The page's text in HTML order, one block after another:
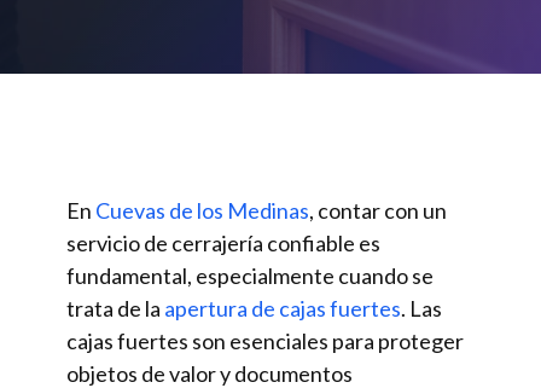
En Cuevas de los Medinas, contar con un
servicio de cerrajería confiable es
fundamental, especialmente cuando se
trata de la apertura de cajas fuertes. Las
cajas fuertes son esenciales para proteger
objetos de valor y documentos